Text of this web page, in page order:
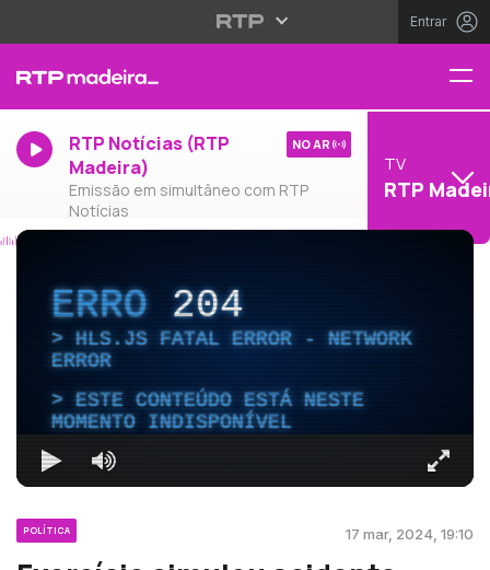
Entrar
RTP Notícias (RTP
Madeira)
Emissão em simultâneo com RTP
Notícias
NO AR
TV
RTP
ERRO204
HLS.JS FATAL ERROR - NETWORK
ERROR
ESTE CONTEÚDO ESTÁ NESTE
MOMENTO INDISPONÍVEL
POLÍTICA 17 mar, 2024, 19:10